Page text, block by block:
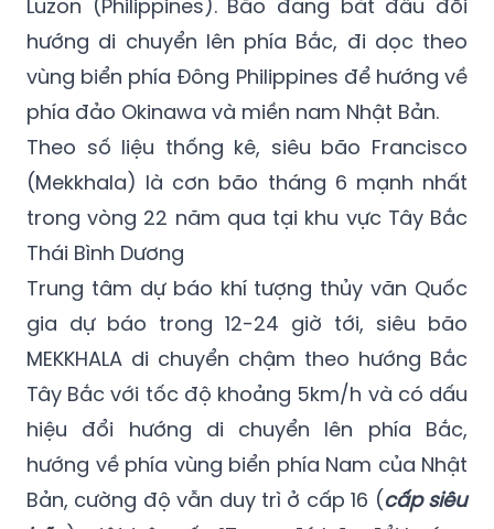
vùng biển phía Đông Philippines để hướng về
phía đảo Okinawa và miền nam Nhật Bản.
Theo số liệu thống kê, siêu bão Francisco
(Mekkhala) là cơn bão tháng 6 mạnh nhất
trong vòng 22 năm qua tại khu vực Tây Bắc
Thái Bình Dương
Trung tâm dự báo khí tượng thủy văn Quốc
gia dự báo trong 12-24 giờ tới, siêu bão
MEKKHALA di chuyển chậm theo hướng Bắc
Tây Bắc với tốc độ khoảng 5km/h và có dấu
hiệu đổi hướng di chuyển lên phía Bắc,
hướng về phía vùng biển phía Nam của Nhật
Bản, cường độ vẫn duy trì ở cấp 16 (cấp siêu
bão), giật trên cấp 17, sau đó bão đổi hướng
di chuyển theo hướng Bắc, tiếp theo là